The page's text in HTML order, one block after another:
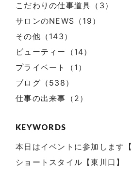
こだわりの仕事道具（3）
サロンのNEWS（19）
その他（143）
ビューティー（14）
プライベート（1）
ブログ（538）
仕事の出来事（2）
KEYWORDS
本日はイベントに参加します
ショートスタイル【東川口】